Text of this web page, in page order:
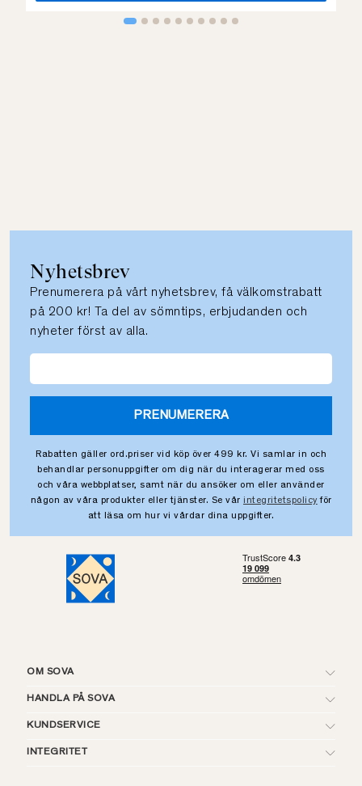
Nyhetsbrev
Prenumerera på vårt nyhetsbrev, få välkomstrabatt
på 200 kr! Ta del av sömntips, erbjudanden och
nyheter först av alla.
PRENUMERERA
Rabatten gäller ord.priser vid köp över 499 kr. Vi samlar in och
behandlar personuppgifter om dig när du interagerar med oss
och våra webbplatser, samt när du ansöker om eller använder
någon av våra produkter eller tjänster. Se vår integritetspolicy för
att läsa om hur vi vårdar dina uppgifter.
OM SOVA
HANDLA PÅ SOVA
KUNDSERVICE
INTEGRITET